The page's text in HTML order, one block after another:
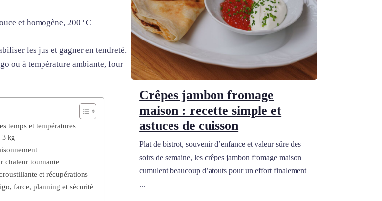
et homogène, 200 °C
les jus et gagner en tendreté.
ou à température ambiante, four
temps et températures
3 kg
chaleur tournante
et récupérations
farce, planning et sécurité
Crêpes jambon fromage
maison : recette simple et
astuces de cuisson
Plat de bistrot, souvenir d’enfance et valeur sûre des
soirs de semaine, les crêpes jambon fromage maison
cumulent beaucoup d’atouts pour un effort finalement
...